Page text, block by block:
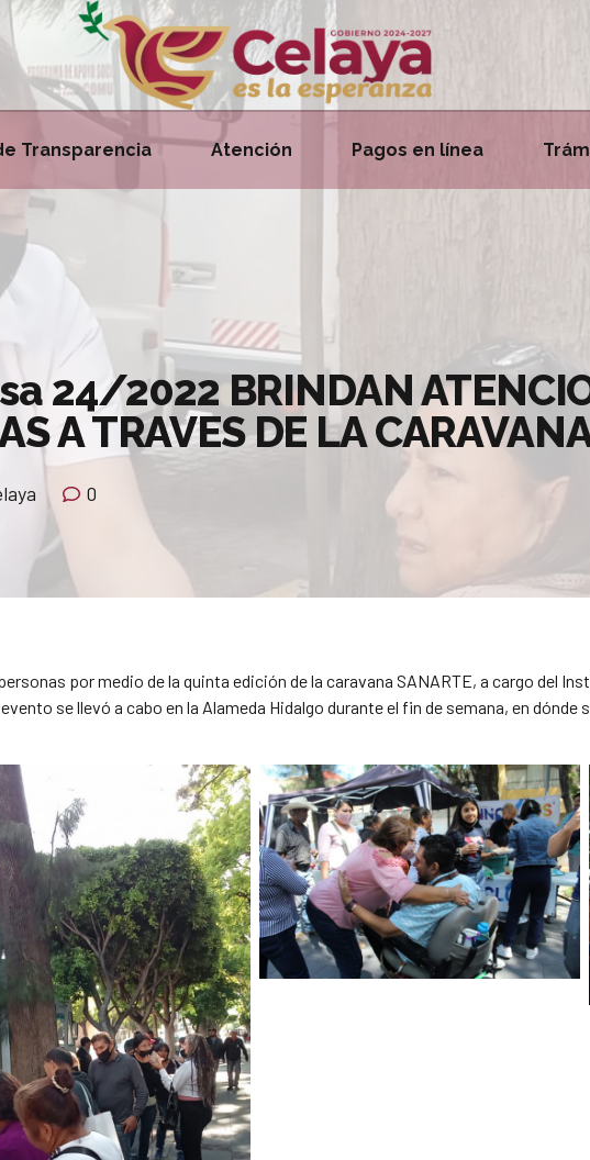
Transparencia Atención Pagos en línea
24/2022 BRINDAN
A TRAVES DE LA
0
por medio de la quinta edición de la caravana SANARTE, a cargo del
se llevó a cabo en la Alameda Hidalgo durante el fin de semana, en